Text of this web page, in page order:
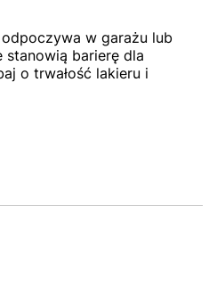
w garażu lub
barierę dla
o trwałość lakieru i